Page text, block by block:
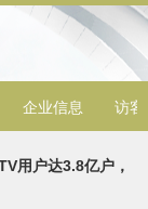
企业信息 访客
用户达3.8亿户，